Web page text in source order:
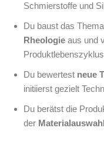
Schmierstoffe und
Du baust das Thema
Rheologie aus und
Produktlebenszyklus
Du bewertest neue
initiierst gezielt
Du berätst die
der